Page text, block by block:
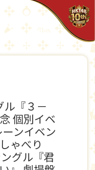
『３－
個別イベ
ンイベン
ゃべり
グル『君